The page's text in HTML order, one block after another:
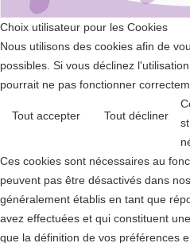
Choix utilisateur pour les Cookies
Nous utilisons des cookies afin de
possibles. Si vous déclinez
pourrait ne pas fonctionner
Tout accepter Tout décliner
Ces cookies sont nécessaires au
peuvent pas être désactivés dans
généralement établis en tant que
avez effectuées et qui constituent
que la définition de vos préférences